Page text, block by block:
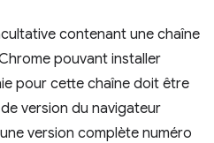
contenant une chaîne
pouvant installer
pour cette chaîne doit être
version du navigateur
version complète numéro